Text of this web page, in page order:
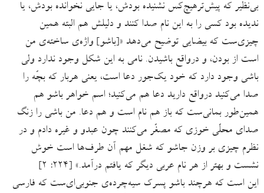
بی‌نظیر که پیش‌ترهیچ‌کس نشنیده بودش، یا جایی نخوانده بودش، یا
ندیده بود کسی را به این نام صدا کنند و دلیلش هم البته همین
چیزی‌ست که بیضایی توضیح می‌دهد «[باشو] واژه‌ی ساخته‌ی من
است از بودن، و درواقع باشیدن. نامی به این شکل وجود ندارد ولی
باشی وجود دارد که خود یک‌جور دعا است، یعنی هربار که بچّه را
صدا می‌کنید درواقع دارید دعا هم می‌کنید؛ اسم خواهر باشو هم
همین‌طور بمانی‌ست که باز هم نام است و هم دعا. من باشی را زنگ
صدای محلّی خوزی که مصغّر می‌کنند چون عبدو و غیره دادم و در
نظرم چیزی بر وزن جاشو که شغل مهم آن طرف‌ها است خوش
نشست و بهتر از هر نام عربی دیگر که یافتم درآمد.» [۲۲۴: ۲]
این است که هرچند باشو پسرک سیه‌چرده‌ی جنوبی‌ای‌ست که فارسی